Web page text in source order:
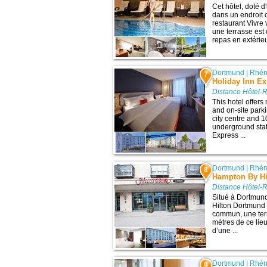
Cet hôtel, doté
dans un endroit
restaurant Vivre
une terrasse est
repas en
7 Dortmund |
Holiday Inn
Distance Hôtel-
This hotel offers
and on-site
city centre and
underground
Express ...
8 Dortmund |
Hampton By
Distance Hôtel-
Situé à
Hilton
commun, une
mètres de ce
d’une ...
9 Dortmund